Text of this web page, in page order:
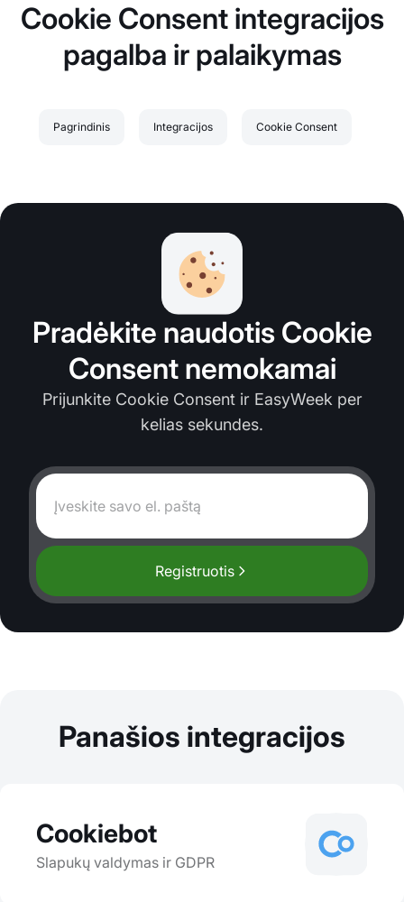
Cookie Consent integracijos
pagalba ir palaikymas
Pagrindinis Integracijos Cookie Consent
Pradėkite naudotis Cookie
Consent nemokamai
Prijunkite Cookie Consent ir EasyWeek per
kelias sekundes.
Registruotis
Panašios integracijos
Cookiebot
Slapukų valdymas ir GDPR